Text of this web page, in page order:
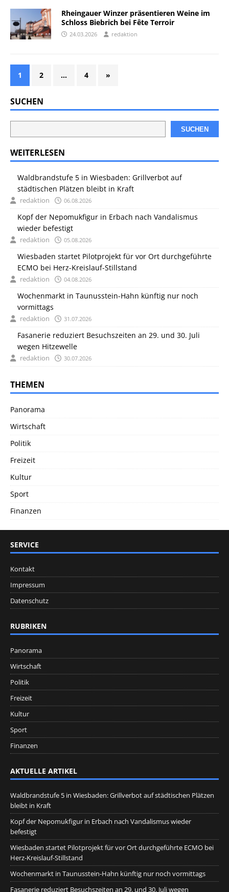
Rheingauer Winzer präsentieren Weine im
Schloss Biebrich bei Fête Terroir
24.03.2026 redaktion
1 2 … 4 »
SUCHEN
SUCHEN
WEITERLESEN
Waldbrandstufe 5 in Wiesbaden: Grillverbot auf
städtischen Plätzen bleibt in Kraft
redaktion 06.08.2026
Kopf der Nepomukfigur in Erbach nach Vandalismus
wieder befestigt
redaktion 05.08.2026
Wiesbaden startet Pilotprojekt für vor Ort durchgeführte
ECMO bei Herz-Kreislauf-Stillstand
redaktion 04.08.2026
Wochenmarkt in Taunusstein-Hahn künftig nur noch
vormittags
redaktion 31.07.2026
Fasanerie reduziert Besuchszeiten an 29. und 30. Juli
wegen Hitzewelle
redaktion 30.07.2026
THEMEN
Panorama
Wirtschaft
Politik
Freizeit
Kultur
Sport
Finanzen
SERVICE
Kontakt
Impressum
Datenschutz
RUBRIKEN
Panorama
Wirtschaft
Politik
Freizeit
Kultur
Sport
Finanzen
AKTUELLE ARTIKEL
Waldbrandstufe 5 in Wiesbaden: Grillverbot auf städtischen Plätzen
bleibt in Kraft
Kopf der Nepomukfigur in Erbach nach Vandalismus wieder
befestigt
Wiesbaden startet Pilotprojekt für vor Ort durchgeführte ECMO bei
Herz-Kreislauf-Stillstand
Wochenmarkt in Taunusstein-Hahn künftig nur noch vormittags
Fasanerie reduziert Besuchszeiten an 29. und 30. Juli wegen